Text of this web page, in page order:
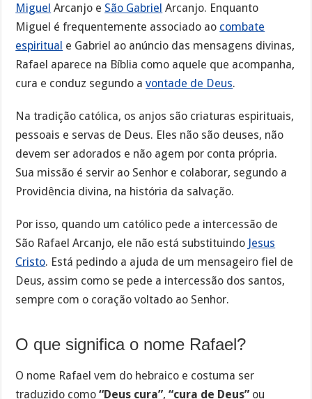
Miguel Arcanjo e São Gabriel Arcanjo. Enquanto
Miguel é frequentemente associado ao combate
espiritual e Gabriel ao anúncio das mensagens divinas,
Rafael aparece na Bíblia como aquele que acompanha,
cura e conduz segundo avontade de Deus.
Na tradição católica, os anjos são criaturas espirituais,
pessoais e servas de Deus. Eles não são deuses, não
devem ser adorados e não agem por conta própria.
Sua missão é servir ao Senhor e colaborar, segundo a
Providência divina, na história da salvação.
Por isso, quando um católico pede a intercessão de
São Rafael Arcanjo, ele não está substituindo Jesus
Cristo. Está pedindo a ajuda de um mensageiro fiel de
Deus, assim como se pede a intercessão dos santos,
sempre com o coração voltado ao Senhor.
O que significa o nome Rafael?
O nome Rafael vem do hebraico e costuma ser
traduzido como“Deus cura”,“cura de Deus” ou